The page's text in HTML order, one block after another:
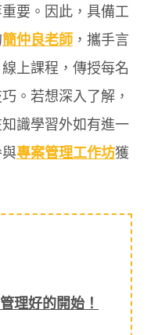
要。因此，具備工
簡仲良老師 ，攜手言
上課程，傳授每名
。若想深入了解，
知識學習外如有進一
專案管理工作坊獲
理好的開始！